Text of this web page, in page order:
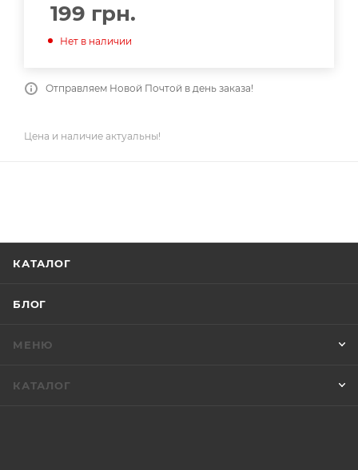
199 грн.
Нет в наличии
Отправляем Новой Почтой в день заказа!
Цена и наличие актуальны!
КАТАЛОГ
БЛОГ
МЕНЮ
КАТАЛОГ